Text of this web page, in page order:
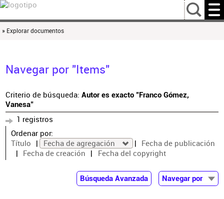
…
» Explorar documentos
Navegar por "Items"
Criterio de búsqueda: Autor es exacto "Franco Gómez,
Vanesa"
1 registros
Ordenar por:
Título
Fecha de agregación
Fecha de publicación
Fecha de creación
Fecha del copyright
Búsqueda Avanzada
Navegar por